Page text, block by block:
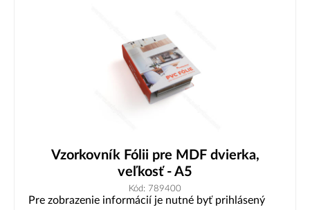
Vzorkovník Fólii pre MDF dvierka,
veľkosť - A5
Kód: 789400
Pre zobrazenie informácií je nutné byť prihlásený